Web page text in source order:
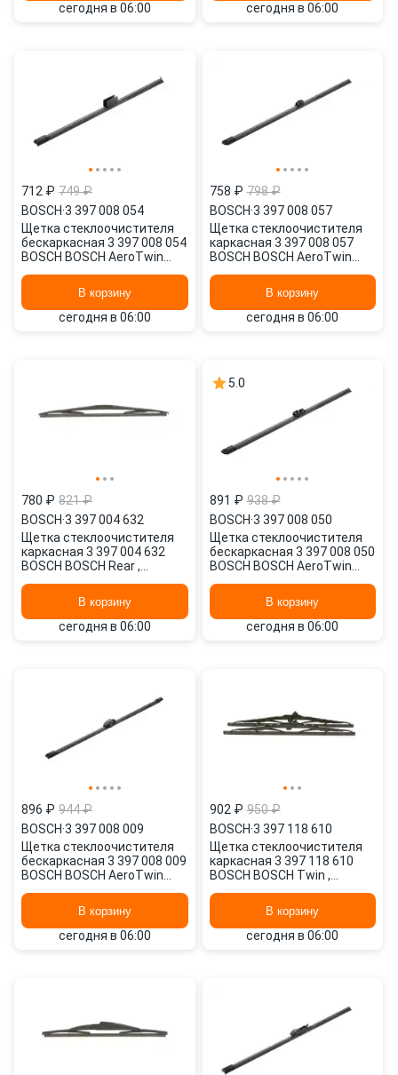
сегодня в 06:00 сегодня в 06:00
712 ₽ 749 ₽
BOSCH·3 397 008 054
Щетка стеклоочистителя
бескаркасная 3 397 008 054
BOSCH BOSCH AeroTwin
В корзину
сегодня в 06:00
758 ₽ 798 ₽
BOSCH·3 397 008 057
Щетка стеклоочистителя
каркасная 3 397 008 057
BOSCH BOSCH AeroTwin
В корзину
сегодня в 06:00
780 ₽ 821 ₽
BOSCH·3 397 004 632
Щетка стеклоочистителя
каркасная 3 397 004 632
BOSCH BOSCH Rear ,
В корзину
сегодня в 06:00
5.0
891 ₽ 938 ₽
BOSCH·3 397 008 050
Щетка стеклоочистителя
бескаркасная 3 397 008 050
BOSCH BOSCH AeroTwin
В корзину
сегодня в 06:00
896 ₽ 944 ₽
BOSCH·3 397 008 009
Щетка стеклоочистителя
бескаркасная 3 397 008 009
BOSCH BOSCH AeroTwin
В корзину
сегодня в 06:00
902 ₽ 950 ₽
BOSCH·3 397 118 610
Щетка стеклоочистителя
каркасная 3 397 118 610
BOSCH BOSCH Twin ,
2 шт.
В корзину
сегодня в 06:00